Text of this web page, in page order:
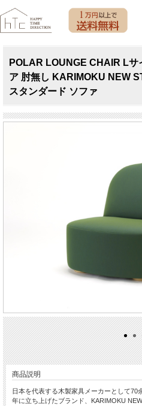
POLAR LOUNGE CHAIR Lサ
ア 肘無し KARIMOKU NEW
スタンダード ソファ
商品説明
日本を代表する木製家具メーカーとして70
年に立ち上げたブランド、KARIMOKU